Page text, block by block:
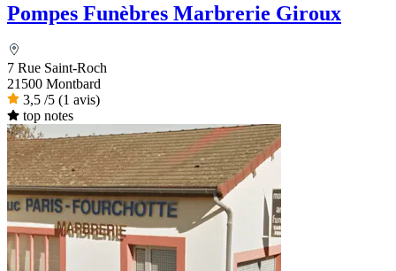
Pompes Funèbres Marbrerie Giroux
7 Rue Saint-Roch
21500 Montbard
3,5 /5 (1 avis)
top notes